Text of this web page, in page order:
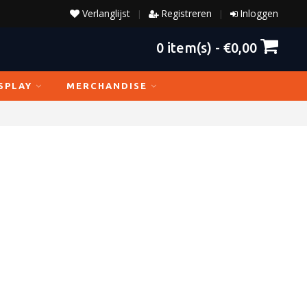
Inloggen
|
Registreren
|
Verlanglijst
0 item(s) - €0,00
MERCHANDISE